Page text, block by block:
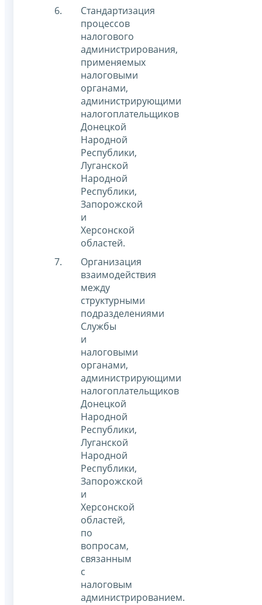
Стандартизация
процессов
налогового
администрирования,
применяемых
налоговыми
органами,
администрирующими
налогоплательщиков
Донецкой
Народной
Республики,
Луганской
Народной
Республики,
Запорожской
и
Херсонской
областей.
Организация
взаимодействия
между
структурными
подразделениями
Службы
и
налоговыми
органами,
администрирующими
налогоплательщиков
Донецкой
Народной
Республики,
Луганской
Народной
Республики,
Запорожской
и
Херсонской
областей,
по
вопросам,
связанным
с
налоговым
администрированием.